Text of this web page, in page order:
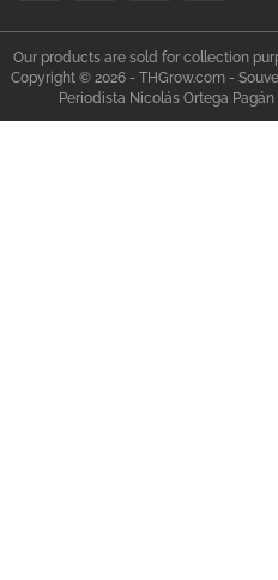
Our products are sold for collection
Copyright © 2026 - THGrow.com -
Periodista Nicolás Ortega